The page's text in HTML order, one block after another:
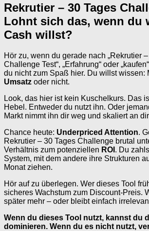
Rekrutier – 30 Tages
Lohnt sich das, wenn du
Cash willst?
Hör zu, wenn du gerade nach „Rekrutier
Challenge Test“, „Erfahrung“ oder
du nicht zum Spaß hier. Du willst wissen:
Umsatz oder nicht.
Look, das hier ist kein Kuschelkurs. Das
Hebel. Entweder du nutzt ihn. Oder
Markt nimmt ihn dir weg und skaliert an
Chance heute: Underpriced Attention.
Rekrutier – 30 Tages Challenge brutal
Verhältnis zum potenziellen ROI . Du
System, mit dem andere ihre Strukturen
Monat ziehen.
Hör auf zu überlegen. Wer dieses Tool
sicheres Wachstum zum Discount-Preis.
später mehr – oder bleibt einfach
Wenn du dieses Tool nutzt, kannst du
dominieren. Wenn du es nicht nutzt,